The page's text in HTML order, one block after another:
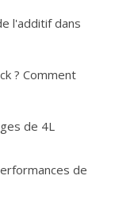
l'additif dans
? Comment
de 4L
de